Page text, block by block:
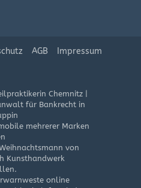
AGB
Impressum
Chemnitz|
für Bankrecht in
mehrerer Marken
von
Kunsthandwerk
online